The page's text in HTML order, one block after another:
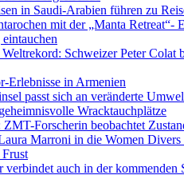
in Saudi-Arabien führen zu
mit der „Manta
Schweizer Peter
Erlebnisse in Armenien
passt sich an veränderte
Wracktauchplätze
Forscherin beobachtet
Marroni in die Women Divers
auch in der kommenden